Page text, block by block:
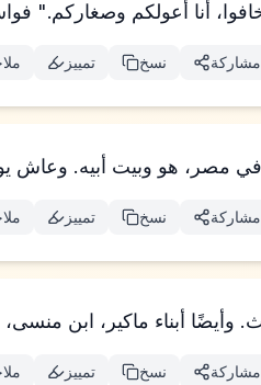
تمييز نسخ مشاركة
تمييز نسخ مشاركة
تمييز نسخ مشاركة